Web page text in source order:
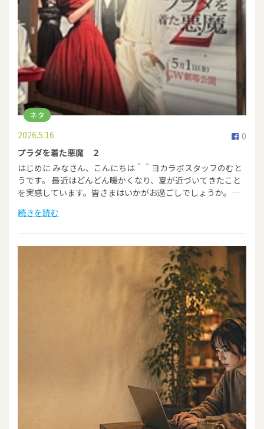
ネタ
0
2026.5.16
プラダを着た悪魔 ２
はじめに みなさん、こんにちは＾＾ヨカラボスタッフのむと
うです。 最近はどんどん暖かくなり、夏が近づいてきたこと
を実感しています。皆さまはいかがお過ごしでしょうか。…
続きを読む